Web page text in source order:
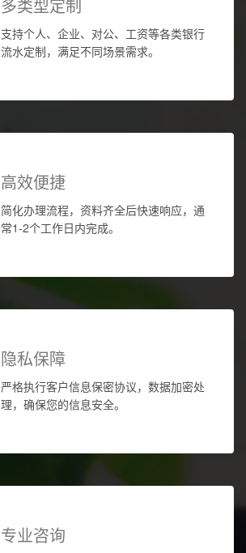
多类型定制
支持个人、企业、对公、工资等各类银行
流水定制，满足不同场景需求。
高效便捷
简化办理流程，资料齐全后快速响应，通
常1-2个工作日内完成。
隐私保障
严格执行客户信息保密协议，数据加密处
理，确保您的信息安全。
专业咨询